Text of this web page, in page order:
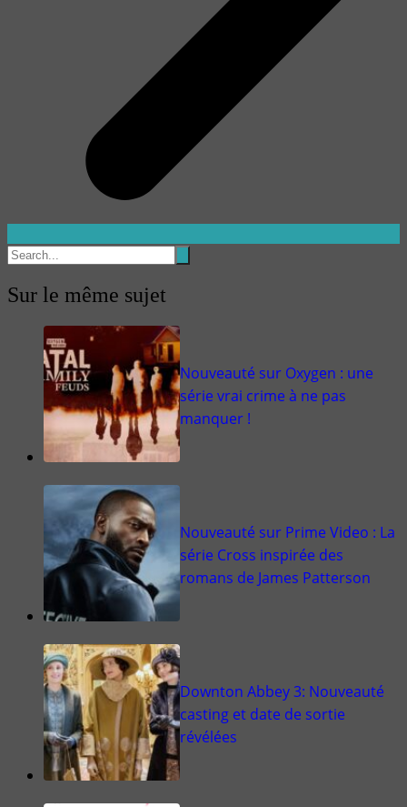
Sur le même sujet
Nouveauté sur Oxygen : une
série vrai crime à ne pas
manquer !
Nouveauté sur Prime Video : La
série Cross inspirée des
romans de James Patterson
Downton Abbey 3: Nouveauté
casting et date de sortie
révélées